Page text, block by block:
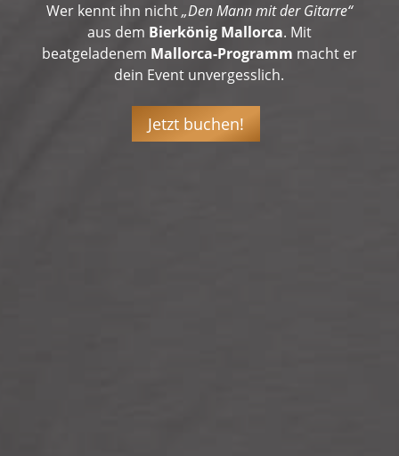
Wer kennt ihn nicht„Den Mann mit der Gitarre“
aus dem Bierkönig Mallorca. Mit
beatgeladenem Mallorca-Programm macht er
dein Event unvergesslich.
Jetzt buchen!